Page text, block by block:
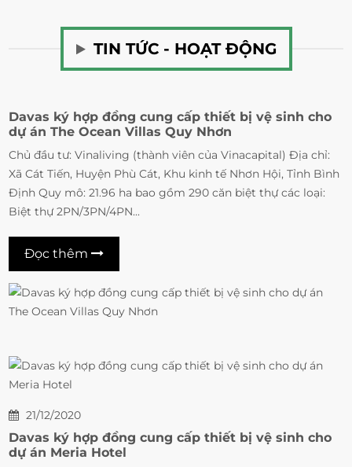
TIN TỨC - HOẠT ĐỘNG
Davas ký hợp đồng cung cấp thiết bị vệ sinh cho
dự án The Ocean Villas Quy Nhơn
Chủ đầu tư: Vinaliving (thành viên của Vinacapital) Địa chỉ:
Xã Cát Tiến, Huyện Phù Cát, Khu kinh tế Nhơn Hội, Tỉnh Bình
Định Quy mô: 21.96 ha bao gồm 290 căn biệt thự các loại:
Biệt thự 2PN/3PN/4PN...
Đọc thêm
21/12/2020
Davas ký hợp đồng cung cấp thiết bị vệ sinh cho
dự án Meria Hotel